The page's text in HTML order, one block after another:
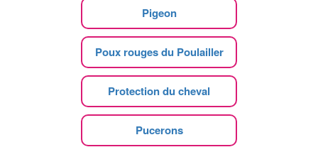
Pigeon
Poux rouges du Poulailler
Protection du cheval
Pucerons